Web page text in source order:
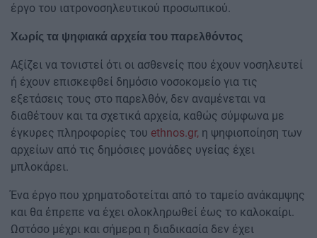
έργο του ιατρονοσηλευτικού προσωπικού.
Χωρίς τα ψηφιακά αρχεία του παρελθόντος
Αξίζει να τονιστεί ότι οι ασθενείς που έχουν νοσηλευτεί
ή έχουν επισκεφθεί δημόσιο νοσοκομείο για τις
εξετάσεις τους στο παρελθόν, δεν αναμένεται να
διαθέτουν και τα σχετικά αρχεία, καθώς σύμφωνα με
έγκυρες πληροφορίες του ethnos.gr, η ψηφιοποίηση των
αρχείων από τις δημόσιες μονάδες υγείας έχει
μπλοκάρει.
Ένα έργο που χρηματοδοτείται από το ταμείο ανάκαμψης
και θα έπρεπε να έχει ολοκληρωθεί έως το καλοκαίρι.
Ωστόσο μέχρι και σήμερα η διαδικασία δεν έχει